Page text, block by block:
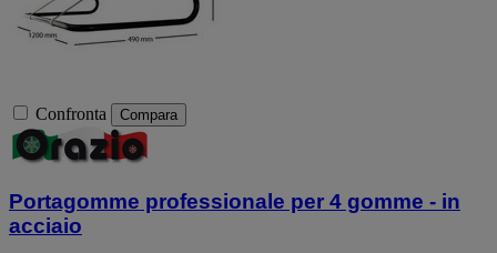
Confronta Compara
Portagomme professionale per 4 gomme - in
acciaio